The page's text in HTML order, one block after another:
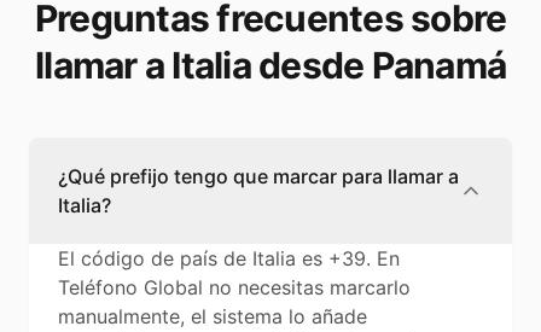
Preguntas frecuentes sobre
llamar a Italia desde Panamá
¿Qué prefijo tengo que marcar para llamar a
Italia?
El código de país de Italia es +39. En
Teléfono Global no necesitas marcarlo
manualmente, el sistema lo añade